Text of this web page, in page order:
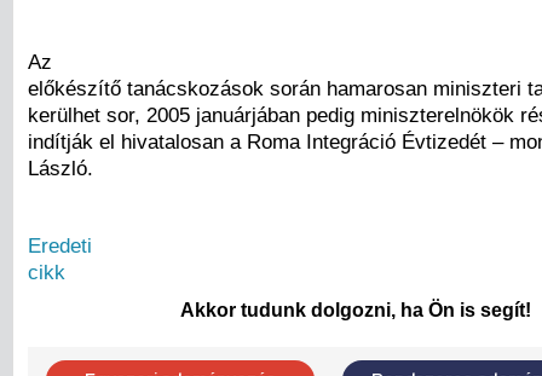
Az
előkészítő tanácskozások során hamarosan miniszteri
kerülhet sor, 2005 januárjában pedig miniszterelnökök
indítják el hivatalosan a Roma Integráció Évtizedét –
László.
Eredeti
cikk
Akkor tudunk dolgozni, ha Ön is segít!